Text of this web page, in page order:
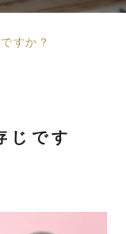
すか？
じです